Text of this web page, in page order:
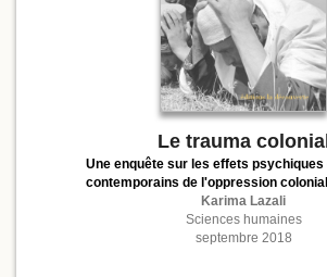
Le trauma
Une enquête sur les effets psychiques
contemporains de l'oppression
Karima Lazali
Sciences humaines
septembre 2018